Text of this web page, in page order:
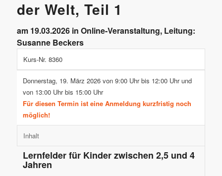
der Welt, Teil 1
am 19.03.2026 in Online-Veranstaltung, Leitung:
Susanne Beckers
Kurs-Nr. 8360
Donnerstag, 19. März 2026 von 9:00 Uhr bis 12:00 Uhr und
von 13:00 Uhr bis 15:00 Uhr
Für diesen Termin ist eine Anmeldung kurzfristig noch
möglich!
Inhalt
Lernfelder für Kinder zwischen 2,5 und 4
Jahren